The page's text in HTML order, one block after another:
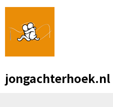
Skip
content
jongachterhoek.nl